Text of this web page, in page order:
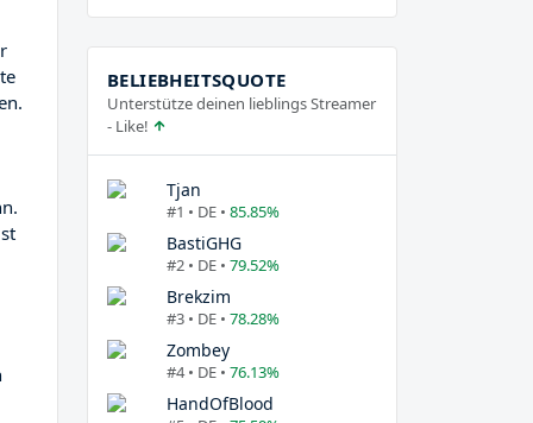
BELIEBHEITSQUOTE
Unterstütze deinen lieblings Streamer
- Like!
Tjan
#1 • DE • 85.85%
BastiGHG
#2 • DE • 79.52%
Brekzim
#3 • DE • 78.28%
Zombey
#4 • DE • 76.13%
HandOfBlood